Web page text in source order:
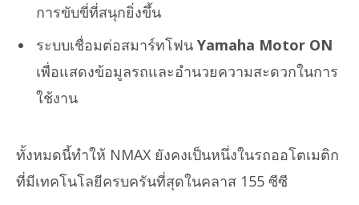
การขับขี่ที่สนุกยิ่งขึ้น
ระบบเชื่อมต่อสมาร์ทโฟน Yamaha Motor ON
เพื่อแสดงข้อมูลรถและอำนวยความสะดวกในการ
ใช้งาน
ทั้งหมดนี้ทำให้ NMAX ยังคงเป็นหนึ่งในรถออโตเมติก
ที่มีเทคโนโลยีครบครันที่สุดในคลาส 155 ซีซี